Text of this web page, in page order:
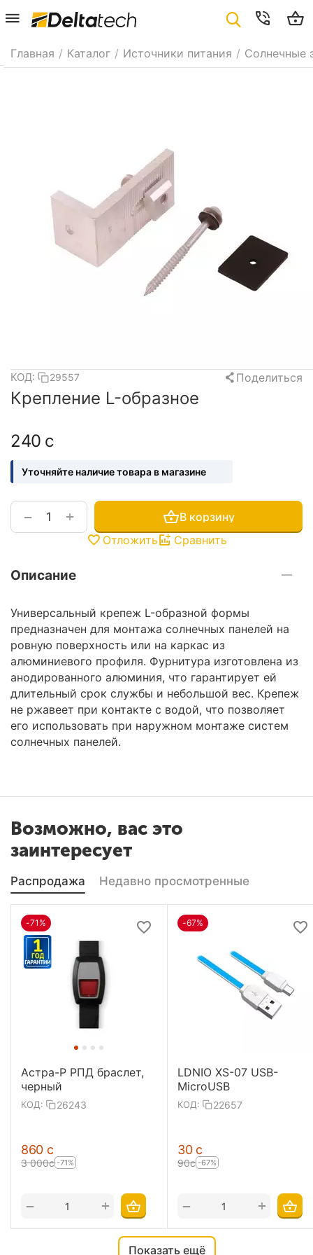
Главная / Каталог / Источники питания / Солнечные
КОД: 29557 Поделиться
Крепление L-образное
‍240‍ с
Уточняйте наличие товара в магазине
+
−
В корзину
Отложить
Сравнить
Описание
Универсальный крепеж L-образной формы
предназначен для монтажа солнечных панелей на
ровную поверхность или на каркас из
алюминиевого профиля. Фурнитура изготовлена из
анодированного алюминия, что гарантирует ей
длительный срок службы и небольшой вес. Крепеж
не ржавеет при контакте с водой, что позволяет
его использовать при наружном монтаже систем
солнечных панелей.
Возможно, вас это
заинтересует
Распродажа Недавно просмотренные
-71%
Астра-Р РПД браслет,
черный
КОД: 26243
‍860‍ с
3 000с -71%
+
−
-67%
LDNIO XS-07 USB-
MicroUSB
КОД: 22657
‍30‍ с
‍90‍с -67%
+
−
Показать ещё